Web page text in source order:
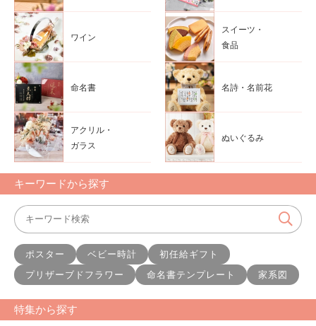
ワイン
スイーツ・
食品
命名書 名詩・名前花
アクリル・
ガラス
ぬいぐるみ
キーワードから探す
ポスター ベビー時計
初任給ギフト
プリザーブドフラワー
命名書テンプレート 家系図
特集から探す